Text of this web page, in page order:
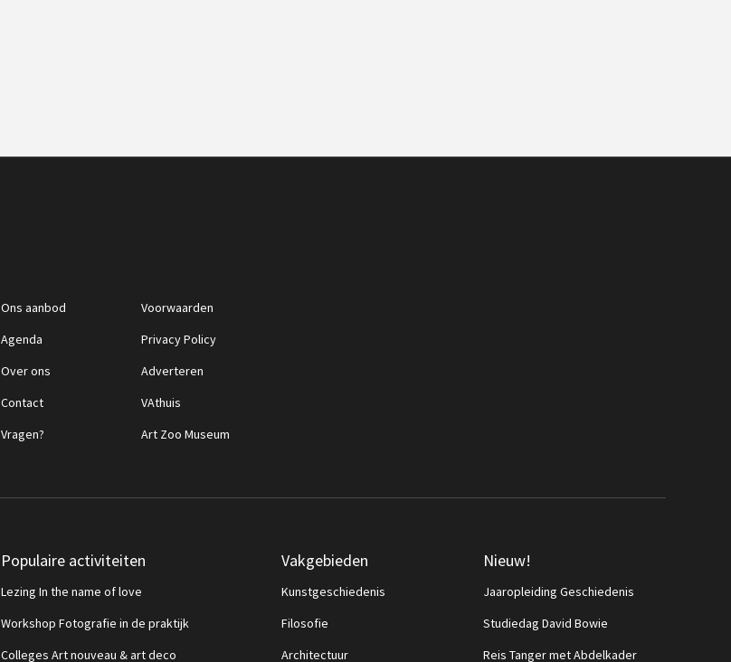
Ons aanbod
Agenda
Over ons
Contact
Vragen?
Voorwaarden
Privacy Policy
Adverteren
VAthuis
Art Zoo Museum
Populaire activiteiten
Lezing In the name of love
Workshop Fotografie in de praktijk
Colleges Art nouveau & art deco
Vakgebieden
Kunstgeschiedenis
Filosofie
Architectuur
Nieuw!
Jaaropleiding Geschiedenis
Studiedag David Bowie
Reis Tanger met Abdelkader